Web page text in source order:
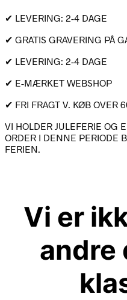
✔ LEVERING: 2-4 DAGE
✔ GRATIS GRAVERING PÅ
✔ LEVERING: 2-4 DAGE
✔ E-MÆRKET WEBSHOP
✔ FRI FRAGT V. KØB OVER
VI HOLDER JULEFERIE OG
ORDER I DENNE PERIODE
FERIEN.
Vi er
andre